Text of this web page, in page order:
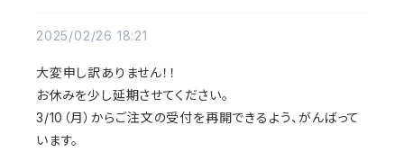
2025/02/26 18:21
大変申し訳ありません！！
お休みを少し延期させてください。
3/10（月）からご注文の受付を再開できるよう、がんばって
います。